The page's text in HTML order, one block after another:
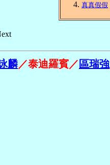
真真假假
麟／泰迪羅賓／ 區瑞強